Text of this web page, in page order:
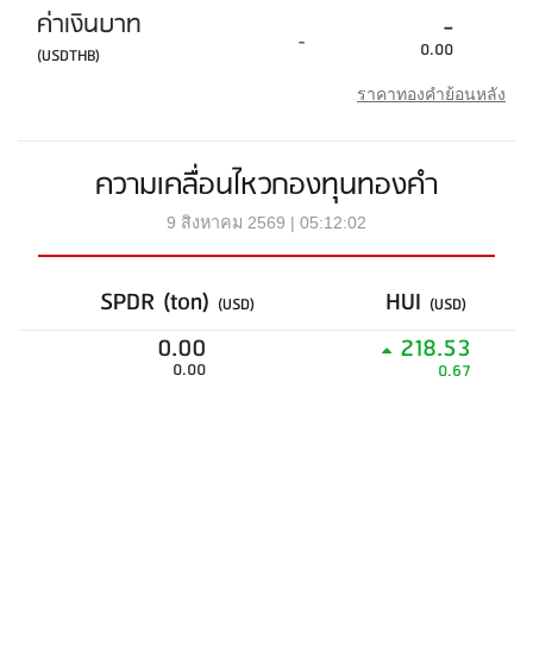
ค่าเงินบาท
(USDTHB) - -
0.00
ราคาทองคำย้อนหลัง
ความเคลื่อนไหวกองทุนทองคำ
9 สิงหาคม 2569 | 05:12:02
SPDR (ton) (USD) HUI (USD)
0.00
0.00
218.53
0.67